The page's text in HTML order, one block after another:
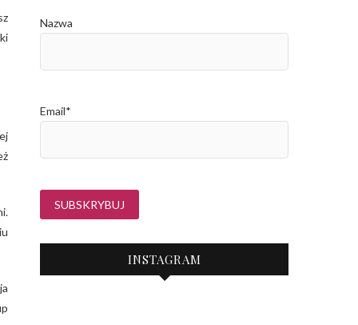
Nazwa
Email*
INSTAGRAM